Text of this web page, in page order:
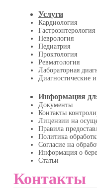
Услуги
Кардиология
Гастроэнтерология
Неврология
Педиатрия
Проктология
Ревматология
Лабораторная
Диагностические
Информация
Документы
Контакты
Лицензии на
Правила
Политика
Согласие на
Информация о
Статьи
Контакты